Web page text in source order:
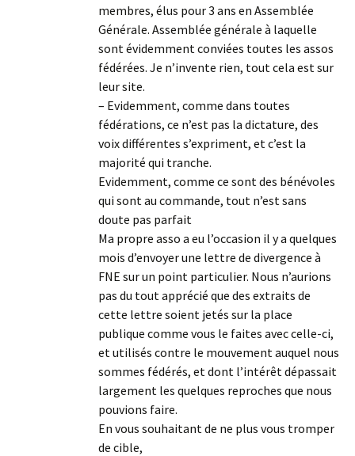
membres, élus pour 3 ans en Assemblée
Générale. Assemblée générale à laquelle
sont évidemment conviées toutes les assos
fédérées. Je n’invente rien, tout cela est sur
leur site.
– Evidemment, comme dans toutes
fédérations, ce n’est pas la dictature, des
voix différentes s’expriment, et c’est la
majorité qui tranche.
Evidemment, comme ce sont des bénévoles
qui sont au commande, tout n’est sans
doute pas parfait
Ma propre asso a eu l’occasion il y a quelques
mois d’envoyer une lettre de divergence à
FNE sur un point particulier. Nous n’aurions
pas du tout apprécié que des extraits de
cette lettre soient jetés sur la place
publique comme vous le faites avec celle-ci,
et utilisés contre le mouvement auquel nous
sommes fédérés, et dont l’intérêt dépassait
largement les quelques reproches que nous
pouvions faire.
En vous souhaitant de ne plus vous tromper
de cible,